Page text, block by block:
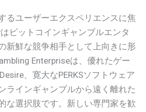
るユーザーエクスペリエンスに焦
ビットコインギャンブルエンタ
新鮮な競争相手として上向きに形
Enterpriseは、優れたゲー
、寛大なPERKSソフトウェア
ラインギャンブルから遠く離れた
な選択肢です。新しい専門家を歓